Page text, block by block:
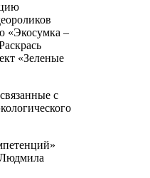
«Экосумка –
«Зеленые
с